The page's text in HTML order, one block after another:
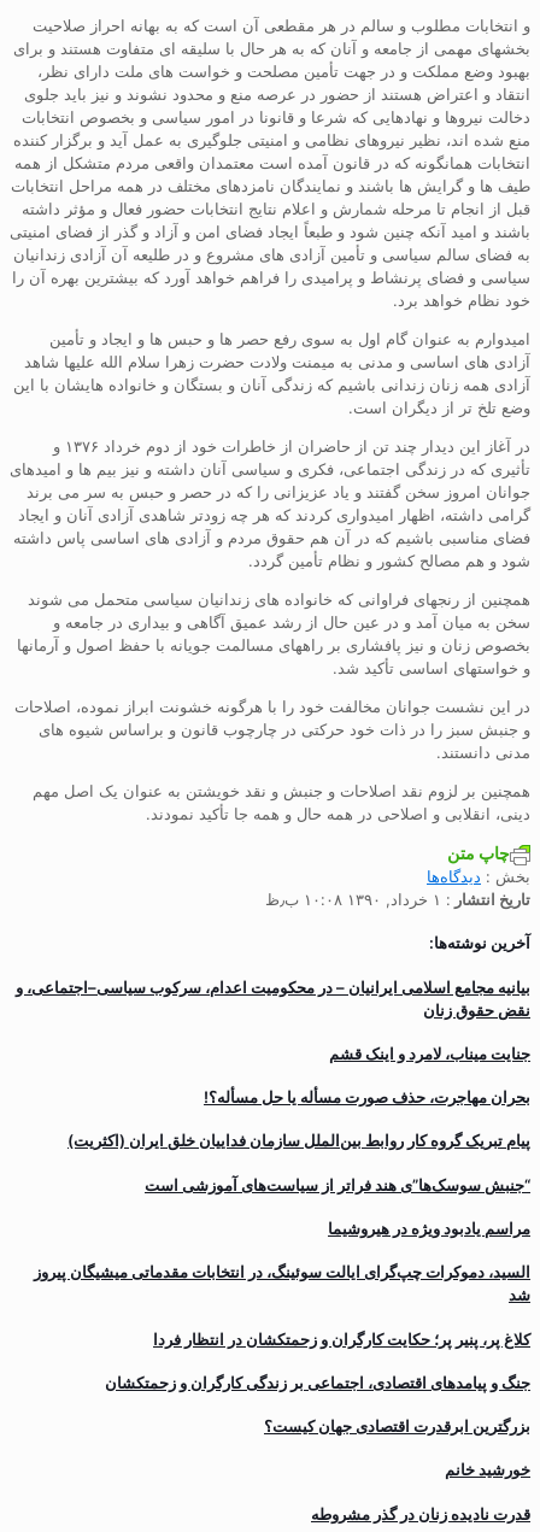
و انتخابات مطلوب و سالم در هر مقطعی آن است که به بهانه احراز صلاحیت
بخشهای مهمی از جامعه و آنان که به هر حال با سلیقه ای متفاوت هستند و برای
بهبود وضع مملکت و در جهت تأمین مصلحت و خواست های ملت دارای نظر،
انتقاد و اعتراض هستند از حضور در عرصه منع و محدود نشوند و نیز باید جلوی
دخالت نیروها و نهادهایی که شرعا و قانونا در امور سیاسی و بخصوص انتخابات
منع شده اند، نظیر نیروهای نظامی و امنیتی جلوگیری به عمل آید و برگزار کننده
انتخابات همانگونه که در قانون آمده است معتمدان واقعی مردم متشکل از همه
طیف ها و گرایش ها باشند و نمایندگان نامزدهای مختلف در همه مراحل انتخابات
قبل از انجام تا مرحله شمارش و اعلام نتایج انتخابات حضور فعال و مؤثر داشته
باشند و امید آنکه چنین شود و طبعاً ایجاد فضای امن و آزاد و گذر از فضای امنیتی
به فضای سالم سیاسی و تأمین آزادی های مشروع و در طلیعه آن آزادی زندانیان
سیاسی و فضای پرنشاط و پرامیدی را فراهم خواهد آورد که بیشترین بهره آن را
خود نظام خواهد برد.
امیدوارم به عنوان گام اول به سوی رفع حصر ها و حبس ها و ایجاد و تأمین
آزادی های اساسی و مدنی به میمنت ولادت حضرت زهرا سلام الله علیها شاهد
آزادی همه زنان زندانی باشیم که زندگی آنان و بستگان و خانواده هایشان با این
وضع تلخ تر از دیگران است.
در آغاز این دیدار چند تن از حاضران از خاطرات خود از دوم خرداد ۱۳۷۶ و
تأثیری که در زندگی اجتماعی، فکری و سیاسی آنان داشته و نیز بیم ها و امیدهای
جوانان امروز سخن گفتند و یاد عزیزانی را که در حصر و حبس به سر می برند
گرامی داشته، اظهار امیدواری کردند که هر چه زودتر شاهدی آزادی آنان و ایجاد
فضای مناسبی باشیم که در آن هم حقوق مردم و آزادی های اساسی پاس داشته
شود و هم مصالح کشور و نظام تأمین گردد.
همچنین از رنجهای فراوانی که خانواده های زندانیان سیاسی متحمل می شوند
سخن به میان آمد و در عین حال از رشد عمیق آگاهی و بیداری در جامعه و
بخصوص زنان و نیز پافشاری بر راههای مسالمت جویانه با حفظ اصول و آرمانها
و خواستهای اساسی تأکید شد.
در این نشست جوانان مخالفت خود را با هرگونه خشونت ابراز نموده، اصلاحات
و جنبش سبز را در ذات خود حرکتی در چارچوب قانون و براساس شیوه های
مدنی دانستند.
همچنین بر لزوم نقد اصلاحات و جنبش و نقد خویشتن به عنوان یک اصل مهم
دینی، انقلابی و اصلاحی در همه حال و همه جا تأکید نمودند.
چاپ متن
بخش : دیدگاه‌ها
تاریخ انتشار : ۱ خرداد, ۱۳۹۰ ۱۰:۰۸ ب٫ظ
آخرین نوشته‌ها:
بیانیه مجامع اسلامی ایرانیان – در محکومیت اعدام، سرکوب سیاسی–اجتماعی، و
نقض حقوق زنان
جنایت میناب، لامرد و اینک قشم
بحران مهاجرت‌، حذف صورت مسأله یا حل مسأله؟!
پیام تبریک گروه کار روابط بین‌الملل سازمان فداییان خلق ایران (اکثریت)
“جنبش سوسک‌ها”ی هند فراتر از سیاست‌های آموزشی است
مراسم یادبود ویژه در هیروشیما
السید، دموکرات چپ‌گرای ایالت سوئینگ، در انتخابات مقدماتی میشیگان پیروز
شد
کلاغ پر، پنیر پر؛ حکایت کارگران و زحمتکشان در انتظار فردا
جنگ و پیامدهای اقتصادی، اجتماعی بر زندگی کارگران و زحمتکشان
بزرگترین ابرقدرت اقتصادی جهان کیست؟
خورشید خانم
قدرت نادیده زنان در گذر مشروطه